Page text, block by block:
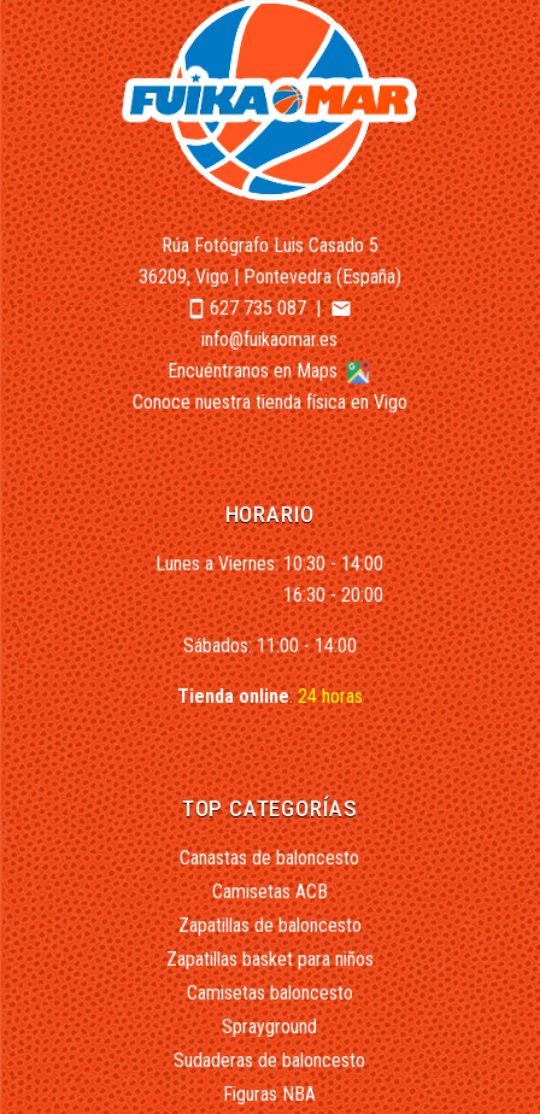
Rúa Fotógrafo Luis Casado 5
36209, Vigo | Pontevedra (España)
smartphone627 735 087|email
info@fuikaomar.es
Encuéntranos en Maps
Conoce nuestra tienda física en Vigo
HORARIO
Lunes a Viernes: 10:30 - 14:00
16:30 - 20:00
Sábados: 11:00 - 14:00
Tienda online:24 horas
TOP CATEGORÍAS
Canastas de baloncesto
Camisetas ACB
Zapatillas de baloncesto
Zapatillas basket para niños
Camisetas baloncesto
Sprayground
Sudaderas de baloncesto
Figuras NBA